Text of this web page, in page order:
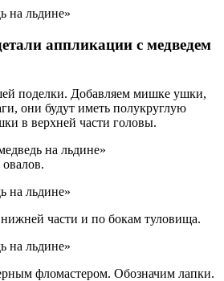
аппликации с медведем
поделки. Добавляем мишке ушки,
они будут иметь полукруглую
в верхней части головы.
части и по бокам туловища.
фломастером. Обозначим лапки.